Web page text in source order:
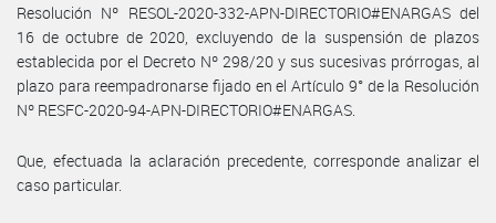
Resolución Nº RESOL-2020-332-APN-DIRECTORIO#ENARGAS del
16 de octubre de 2020, excluyendo de la suspensión de plazos
establecida por el Decreto Nº 298/20 y sus sucesivas prórrogas, al
plazo para reempadronarse fijado en el Artículo 9° de la Resolución
Nº RESFC-2020-94-APN-DIRECTORIO#ENARGAS.
Que, efectuada la aclaración precedente, corresponde analizar el
caso particular.